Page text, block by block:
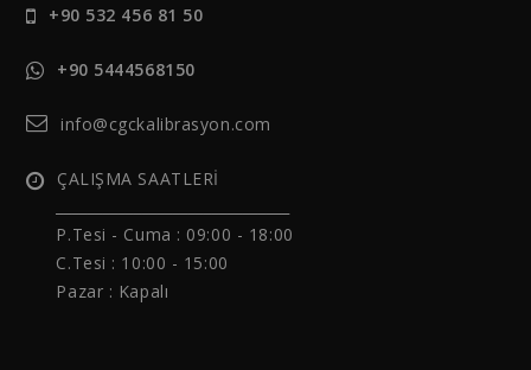
+90 532 456 81 50
+90 5444568150
info@cgckalibrasyon.com
ÇALIŞMA SAATLERİ
P.Tesi - Cuma : 09:00 - 18:00
C.Tesi : 10:00 - 15:00
Pazar : Kapalı